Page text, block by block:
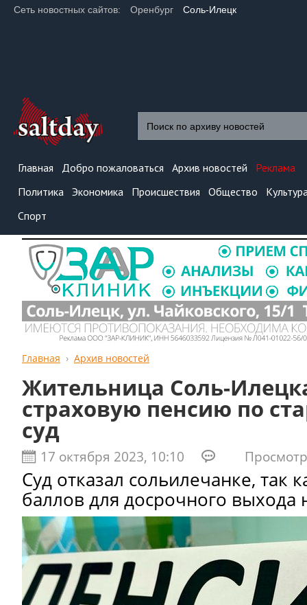
Сеть новостных сайтов: Оренбург Соль-Илецк
Главная Добро пожаловаться Архив новостей
Реклама
Политика Экономика Происшествия Общество
Спорт
Главная Архив новостей
Жительница Соль-
страховую пенсию по
суд
17 октября 2023, 10:10
Суд отказал сольилечанке, так
баллов для досрочного выхода